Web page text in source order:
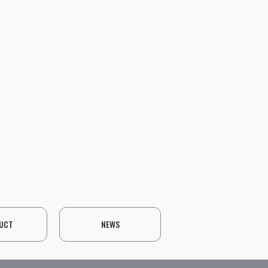
NEWS